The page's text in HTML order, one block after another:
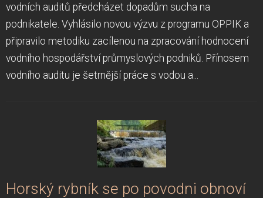
vodních auditů předcházet dopadům sucha na
podnikatele. Vyhlásilo novou výzvu z programu OPPIK a
připravilo metodiku zacílenou na zpracování hodnocení
vodního hospodářství průmyslových podniků. Přínosem
vodního auditu je šetrnější práce s vodou a...
Horský rybník se po povodni obnoví